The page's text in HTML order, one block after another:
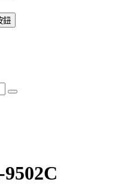
鈕